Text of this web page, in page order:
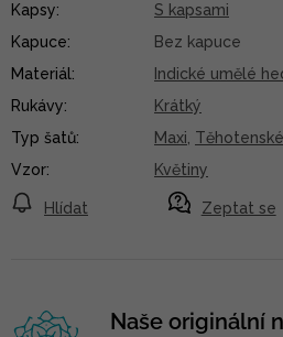
Zeptat se
Hlídat
Kapsy:
S kapsami
Kapuce:
Bez kapuce
Materiál:
Indické umělé
Rukávy:
Krátký
Typ šatů: Maxi Těhotenské
Vzor: Květiny
Naše originální